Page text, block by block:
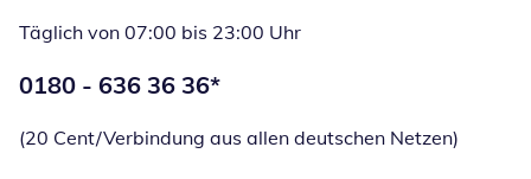
Täglich von 07:00 bis 23:00 Uhr
Telefonnummer:
0180 - 636 36 36*
(20 Cent/Verbindung aus allen deutschen Netzen)